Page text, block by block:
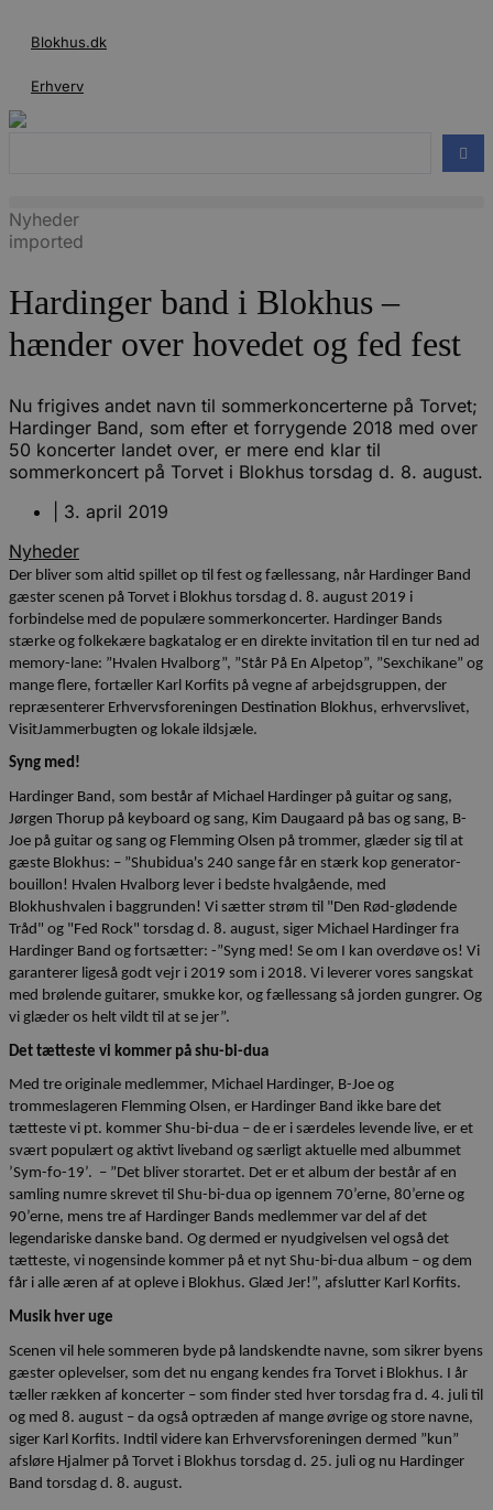
Blokhus.dk
Erhverv
Nyheder
imported
Hardinger band i Blokhus –
hænder over hovedet og fed fest
Nu frigives andet navn til sommerkoncerterne på Torvet;
Hardinger Band, som efter et forrygende 2018 med over
50 koncerter landet over, er mere end klar til
sommerkoncert på Torvet i Blokhus torsdag d. 8. august.
3. april 2019
Nyheder
Der bliver som altid spillet op til fest og fællessang, når Hardinger Band
gæster scenen på Torvet i Blokhus torsdag d. 8. august 2019 i
forbindelse med de populære sommerkoncerter. Hardinger Bands
stærke og folkekære bagkatalog er en direkte invitation til en tur ned ad
memory-lane: ”Hvalen Hvalborg”, ”Står På En Alpetop”, ”Sexchikane” og
mange flere, fortæller Karl Korfits på vegne af arbejdsgruppen, der
repræsenterer Erhvervsforeningen Destination Blokhus, erhvervslivet,
VisitJammerbugten og lokale ildsjæle.
Syng med!
Hardinger Band, som består af Michael Hardinger på guitar og sang,
Jørgen Thorup på keyboard og sang, Kim Daugaard på bas og sang, B-
Joe på guitar og sang og Flemming Olsen på trommer, glæder sig til at
gæste Blokhus: – ”Shubidua's 240 sange får en stærk kop generator-
bouillon! Hvalen Hvalborg lever i bedste hvalgående, med
Blokhushvalen i baggrunden! Vi sætter strøm til "Den Rød-glødende
Tråd" og "Fed Rock" torsdag d. 8. august, siger Michael Hardinger fra
Hardinger Band og fortsætter: -”Syng med! Se om I kan overdøve os! Vi
garanterer ligeså godt vejr i 2019 som i 2018. Vi leverer vores sangskat
med brølende guitarer, smukke kor, og fællessang så jorden gungrer. Og
vi glæder os helt vildt til at se jer”.
Det tætteste vi kommer på shu-bi-dua
Med tre originale medlemmer, Michael Hardinger, B-Joe og
trommeslageren Flemming Olsen, er Hardinger Band ikke bare det
tætteste vi pt. kommer Shu-bi-dua – de er i særdeles levende live, er et
svært populært og aktivt liveband og særligt aktuelle med albummet
’Sym-fo-19’. – ”Det bliver storartet. Det er et album der består af en
samling numre skrevet til Shu-bi-dua op igennem 70’erne, 80’erne og
90’erne, mens tre af Hardinger Bands medlemmer var del af det
legendariske danske band. Og dermed er nyudgivelsen vel også det
tætteste, vi nogensinde kommer på et nyt Shu-bi-dua album – og dem
får i alle æren af at opleve i Blokhus. Glæd Jer!”, afslutter Karl Korfits.
Musik hver uge
Scenen vil hele sommeren byde på landskendte navne, som sikrer byens
gæster oplevelser, som det nu engang kendes fra Torvet i Blokhus. I år
tæller rækken af koncerter – som finder sted hver torsdag fra d. 4. juli til
og med 8. august – da også optræden af mange øvrige og store navne,
siger Karl Korfits. Indtil videre kan Erhvervsforeningen dermed ”kun”
afsløre Hjalmer på Torvet i Blokhus torsdag d. 25. juli og nu Hardinger
Band torsdag d. 8. august.